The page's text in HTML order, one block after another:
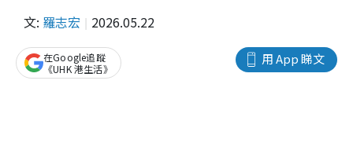
文: 羅志宏 2026.05.22
用 App 睇文
在Google追蹤
《UHK 港生活》